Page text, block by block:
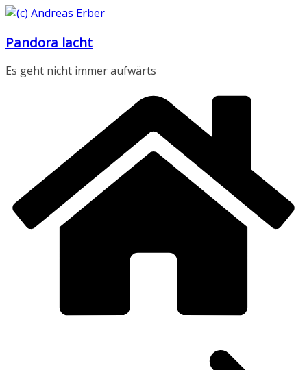
Zum
springen
Pandora lacht
Es geht nicht immer aufwärts